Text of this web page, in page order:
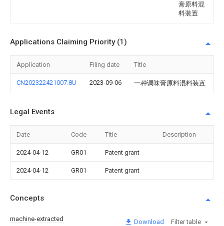
膏原料混
料装置
Applications Claiming Priority (1)
Application Filing date Title
CN202322421007.8U 2023-09-06 一种调味膏原料混料装置
Legal Events
Date Code Title Description
2024-04-12 GR01 Patent grant
2024-04-12 GR01 Patent grant
Concepts
machine-extracted Download Filter table